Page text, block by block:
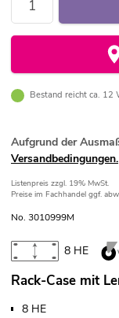
Bestand reicht ca. 12
Aufgrund der
Versandbedingungen.
Listenpreis zzgl. 19% MwSt.
Preise im Fachhandel ggf.
No. 3010999M
8 HE
Rack-Case mit
8 HE